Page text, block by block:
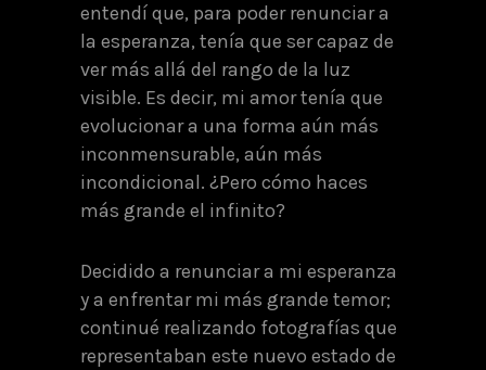
entendí que, para poder renunciar a
la esperanza, tenía que ser capaz de
ver más allá del rango de la luz
visible. Es decir, mi amor tenía que
evolucionar a una forma aún más
inconmensurable, aún más
incondicional. ¿Pero cómo haces
más grande el infinito?
Decidido a renunciar a mi esperanza
y a enfrentar mi más grande temor;
continué realizando fotografías que
representaban este nuevo estado de